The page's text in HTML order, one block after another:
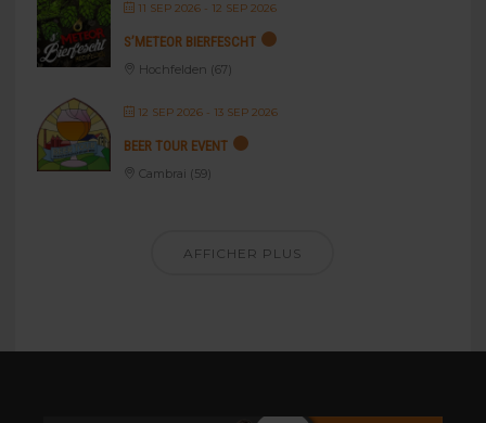
11 SEP 2026- 12 SEP 2026
S’METEOR BIERFESCHT
Hochfelden (67)
12 SEP 2026- 13 SEP 2026
BEER TOUR EVENT
Cambrai (59)
AFFICHER PLUS